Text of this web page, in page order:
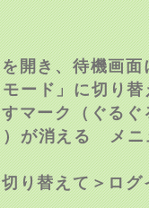
開き、待機画面
ード」に切り替
マーク（ぐるぐ
が消える メニ
り替えて＞ログ